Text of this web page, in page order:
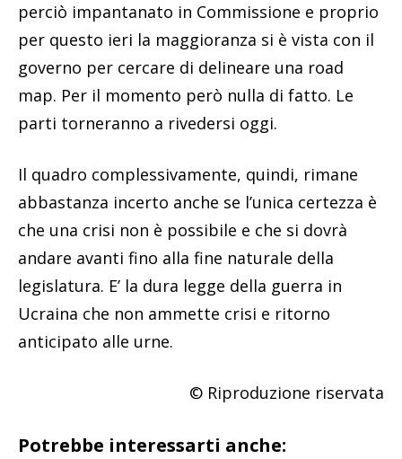
perciò impantanato in Commissione e proprio
per questo ieri la maggioranza si è vista con il
governo per cercare di delineare una road
map. Per il momento però nulla di fatto. Le
parti torneranno a rivedersi oggi.
Il quadro complessivamente, quindi, rimane
abbastanza incerto anche se l’unica certezza è
che una crisi non è possibile e che si dovrà
andare avanti fino alla fine naturale della
legislatura. E’ la dura legge della guerra in
Ucraina che non ammette crisi e ritorno
anticipato alle urne.
© Riproduzione riservata
Potrebbe interessarti anche: